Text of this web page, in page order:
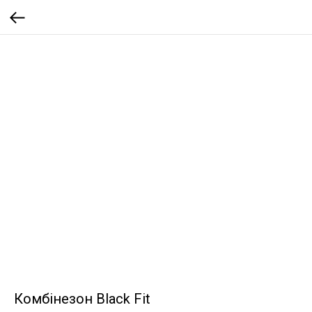
Комбінезон Black Fit